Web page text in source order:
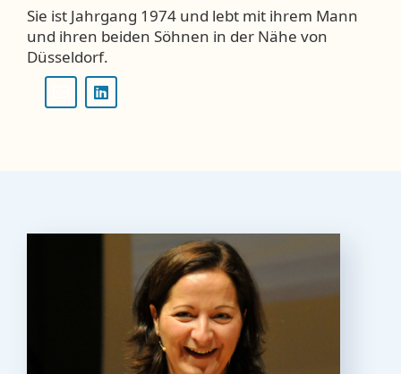
Sie ist Jahrgang 1974 und lebt mit ihrem Mann
und ihren beiden Söhnen in der Nähe von
Düsseldorf.